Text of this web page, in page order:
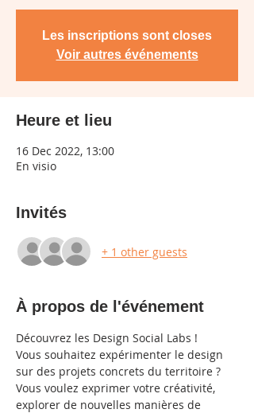
Les inscriptions sont closes
Voir autres événements
Heure et lieu
16 Dec 2022, 13:00
En visio
Invités
+ 1 other guests
À propos de l'événement
Découvrez les Design Social Labs !
Vous souhaitez expérimenter le design
sur des projets concrets du territoire ?
Vous voulez exprimer votre créativité,
explorer de nouvelles manières de